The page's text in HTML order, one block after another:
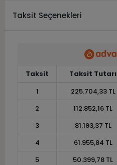
Taksit Seçenekleri
Taksit Taksit Tutarı
1
225.704,33 TL
2
112.852,16 TL
3
81.193,37 TL
4
61.955,84 TL
5
50.399,78 TL